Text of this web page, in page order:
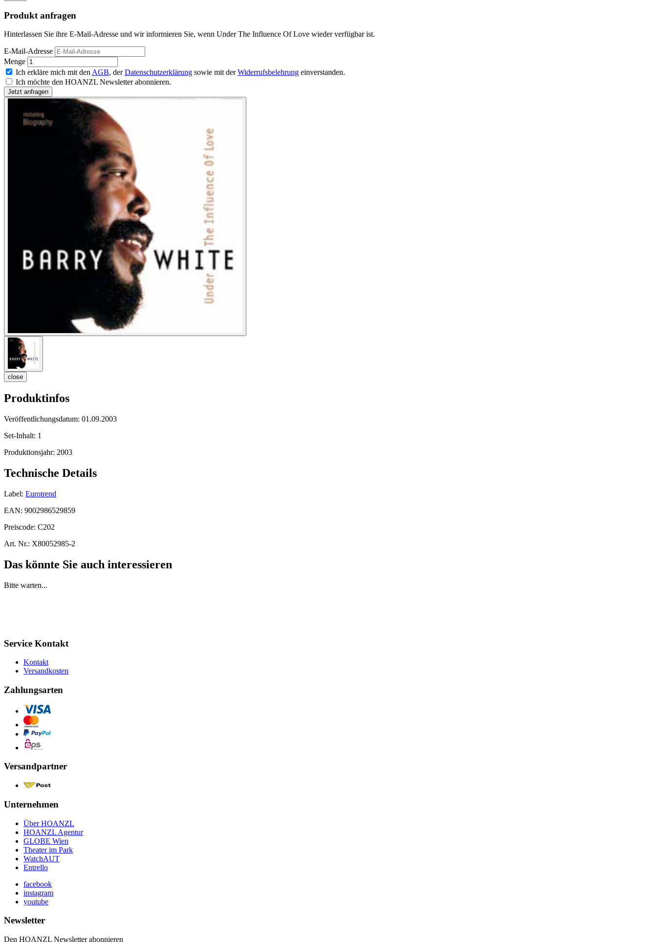
Produkt anfragen
Hinterlassen Sie ihre E-Mail-Adresse und wir informieren Sie, wenn Under The Influence Of Love wieder verfügbar ist.
E-Mail-Adresse
Menge
Ich erkläre mich mit den AGB, derDatenschutzerklärung sowie mit derWiderrufsbelehrung einverstanden.
Ich möchte den HOANZL Newsletter abonnieren.
close
Produktinfos
Veröffentlichungsdatum: 01.09.2003
Set-Inhalt: 1
Produktionsjahr: 2003
Technische Details
Label: Eurotrend
EAN: 9002986529859
Preiscode: C202
Art. Nr.: X80052985-2
Das könnte Sie auch interessieren
Bitte warten...
Service Kontakt
Kontakt
Versandkosten
Zahlungsarten
Versandpartner
Unternehmen
Über HOANZL
HOANZL Agentur
GLOBE Wien
Theater im Park
WatchAUT
Entrello
facebook
instagram
youtube
Newsletter
Den HOANZL Newsletter abonnieren